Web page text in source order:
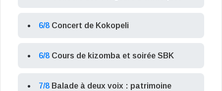
6/8 Concert de Kokopeli
6/8 Cours de kizomba et soirée SBK
7/8 Balade à deux voix : patrimoine